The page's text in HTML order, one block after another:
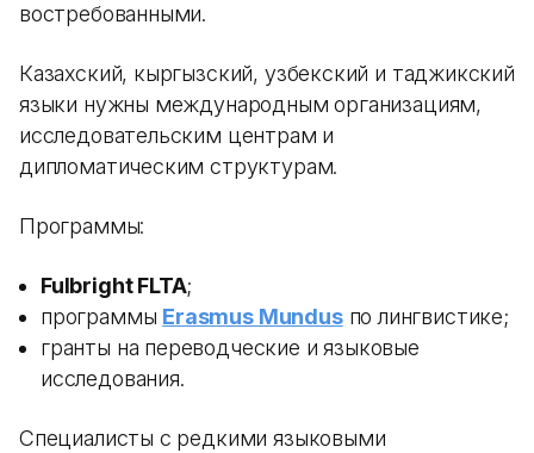
востребованными.
Казахский, кыргызский, узбекский и таджикский
языки нужны международным организациям,
исследовательским центрам и
дипломатическим структурам.
Программы:
Fulbright FLTA;
программы Erasmus Mundusпо лингвистике;
гранты на переводческие и языковые
исследования.
Специалисты с редкими языковыми